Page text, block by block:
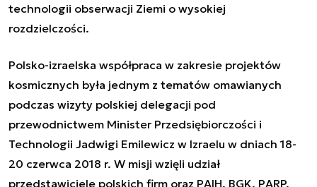
technologii obserwacji Ziemi o wysokiej
rozdzielczości.
Polsko-izraelska współpraca w zakresie projektów
kosmicznych była jednym z tematów omawianych
podczas wizyty polskiej delegacji pod
przewodnictwem Minister Przedsiębiorczości i
Technologii Jadwigi Emilewicz w Izraelu w dniach 18-
20 czerwca 2018 r. W misji wzięli udział
przedstawiciele polskich firm oraz PAIH, BGK, PARP,